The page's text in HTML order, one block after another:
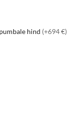
hind (+694 €)